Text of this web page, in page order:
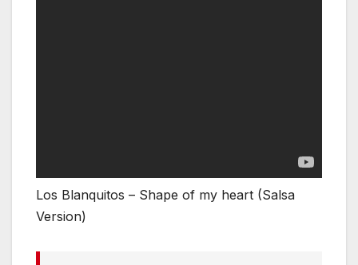
Los Blanquitos – Shape of my heart (Salsa
Version)